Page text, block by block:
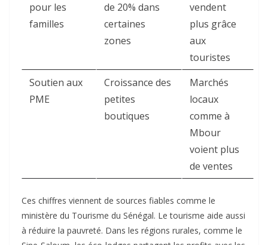
pour les
familles
de 20% dans
certaines
zones
vendent
plus grâce
aux
touristes
Soutien aux
PME
Croissance des
petites
boutiques
Marchés
locaux
comme à
Mbour
voient plus
de ventes
Ces chiffres viennent de sources fiables comme le
ministère du Tourisme du Sénégal. Le tourisme aide aussi
à réduire la pauvreté. Dans les régions rurales, comme le